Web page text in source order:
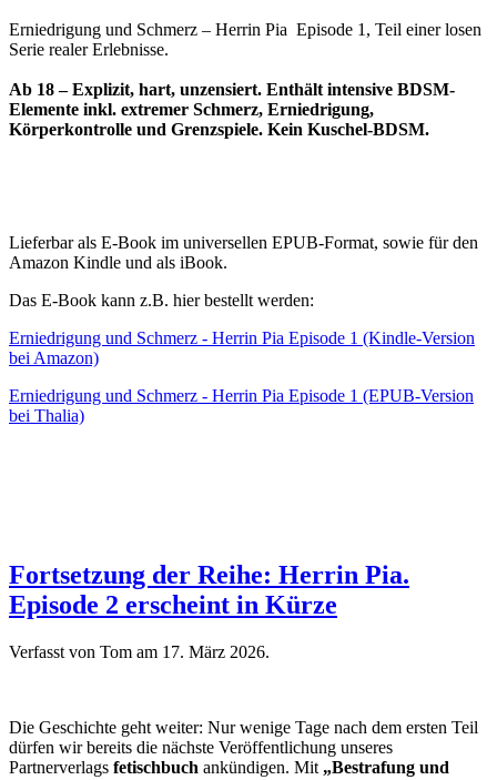
Erniedrigung und Schmerz – Herrin Pia Episode 1, Teil einer losen
Serie realer Erlebnisse.
Ab 18 – Explizit, hart, unzensiert. Enthält intensive BDSM-
Elemente inkl. extremer Schmerz, Erniedrigung,
Körperkontrolle und Grenzspiele. Kein Kuschel-BDSM.
Lieferbar als E-Book im universellen EPUB-Format, sowie für den
Amazon Kindle und als iBook.
Das E-Book kann z.B. hier bestellt werden:
Erniedrigung und Schmerz - Herrin Pia Episode 1 (Kindle-Version
bei Amazon)
Erniedrigung und Schmerz - Herrin Pia Episode 1 (EPUB-Version
bei Thalia)
Fortsetzung der Reihe: Herrin Pia.
Episode 2 erscheint in Kürze
Verfasst von Tom am 17. März 2026.
Die Geschichte geht weiter: Nur wenige Tage nach dem ersten Teil
dürfen wir bereits die nächste Veröffentlichung unseres
Partnerverlags fetischbuch ankündigen. Mit „Bestrafung und